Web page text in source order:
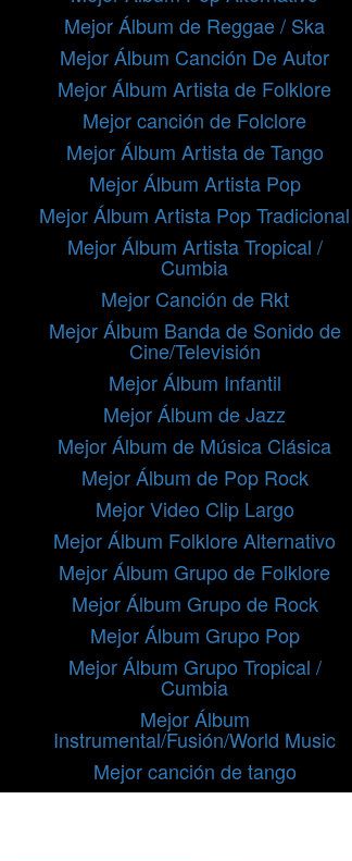
Mejor Álbum de Reggae / Ska
Mejor Álbum Canción De Autor
Mejor Álbum Artista de Folklore
Mejor canción de Folclore
Mejor Álbum Artista de Tango
Mejor Álbum Artista Pop
Mejor Álbum Artista Pop Tradicional
Mejor Álbum Artista Tropical /
Cumbia
Mejor Canción de Rkt
Mejor Álbum Banda de Sonido de
Cine/Televisión
Mejor Álbum Infantil
Mejor Álbum de Jazz
Mejor Álbum de Música Clásica
Mejor Álbum de Pop Rock
Mejor Video Clip Largo
Mejor Álbum Folklore Alternativo
Mejor Álbum Grupo de Folklore
Mejor Álbum Grupo de Rock
Mejor Álbum Grupo Pop
Mejor Álbum Grupo Tropical /
Cumbia
Mejor Álbum
Instrumental/Fusión/World Music
Mejor canción de tango